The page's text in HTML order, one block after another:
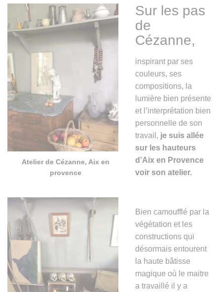
Atelier de Cézanne, Aix en
provence
Sur les pas
de
Cézanne,
inspirant par ses
couleurs, ses
compositions, la
lumière bien présente
et l’interprétation bien
personnelle de son
travail, je suis allée
sur les hauteurs
d’Aix en Provence
voir son atelier.
Bien camoufflé par la
végétation et les
constructions qui
désormais entourent
la haute bâtisse
magique où le maitre
a travaillé il y a